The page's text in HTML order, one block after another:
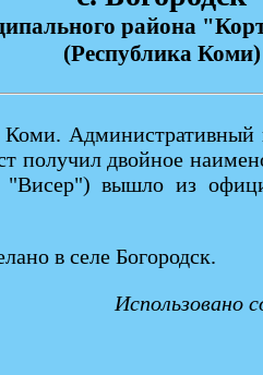
района
(Республика Коми)
Коми.
получил двойное
вышло из
в селе Богородск.
Использовано